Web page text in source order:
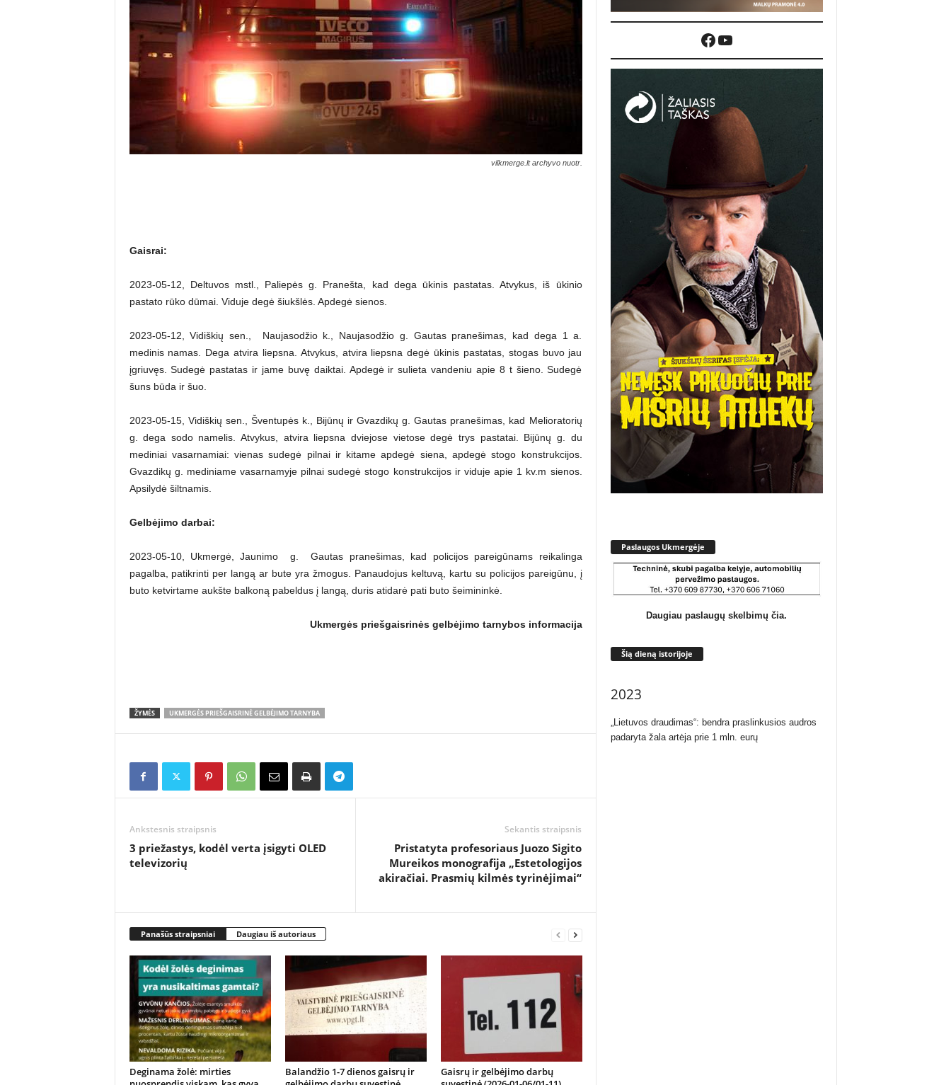
vilkmerge.lt archyvo nuotr.
Gaisrai:
2023-05-12, Deltuvos mstl., Paliepės g. Pranešta, kad dega ūkinis pastatas. Atvykus, iš ūkinio
pastato rūko dūmai. Viduje degė šiukšlės. Apdegė sienos.
2023-05-12, Vidiškių sen., Naujasodžio k., Naujasodžio g. Gautas pranešimas, kad dega 1 a.
medinis namas. Dega atvira liepsna. Atvykus, atvira liepsna degė ūkinis pastatas, stogas buvo jau
įgriuvęs. Sudegė pastatas ir jame buvę daiktai. Apdegė ir sulieta vandeniu apie 8 t šieno. Sudegė
šuns būda ir šuo.
2023-05-15, Vidiškių sen., Šventupės k., Bijūnų ir Gvazdikų g. Gautas pranešimas, kad Melioratorių
g. dega sodo namelis. Atvykus, atvira liepsna dviejose vietose degė trys pastatai. Bijūnų g. du
mediniai vasarnamiai: vienas sudegė pilnai ir kitame apdegė siena, apdegė stogo konstrukcijos.
Gvazdikų g. mediniame vasarnamyje pilnai sudegė stogo konstrukcijos ir viduje apie 1 kv.m sienos.
Apsilydė šiltnamis.
Gelbėjimo darbai:
2023-05-10, Ukmergė, Jaunimo g. Gautas pranešimas, kad policijos pareigūnams reikalinga
pagalba, patikrinti per langą ar bute yra žmogus. Panaudojus keltuvą, kartu su policijos pareigūnu, į
buto ketvirtame aukšte balkoną pabeldus į langą, duris atidarė pati buto šeimininkė.
Ukmergės priešgaisrinės gelbėjimo tarnybos informacija
ŽYMĖS UKMERGĖS PRIEŠGAISRINĖ GELBĖJIMO TARNYBA
Ankstesnis straipsnis
3 priežastys, kodėl verta įsigyti OLED
televizorių
Sekantis straipsnis
Pristatyta profesoriaus Juozo Sigito
Mureikos monografija „Estetologijos
akiračiai. Prasmių kilmės tyrinėjimai“
Panašūs straipsniai Daugiau iš autoriaus
Deginama žolė: mirties
Balandžio 1-7 dienos gaisrų ir
Gaisrų ir gelbėjimo darbų
Facebook
YouTube
Paslaugos Ukmergėje
Daugiau paslaugų skelbimų čia.
Šią dieną istorijoje
2023
„Lietuvos draudimas“: bendra praslinkusios audros
padaryta žala artėja prie 1 mln. eurų